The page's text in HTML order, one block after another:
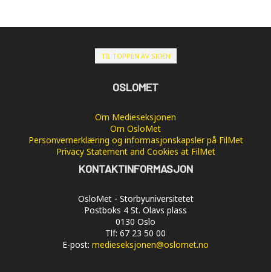
TIL TOPPEN AV SIDEN
OSLOMET
Om Medieseksjonen
Om OsloMet
Personvernerklæring og informasjonskapsler på FilMet
Privacy Statement and Cookies at FilMet
KONTAKTINFORMASJON
OsloMet - Storbyuniversitetet
Postboks 4 St. Olavs plass
0130 Oslo
Tlf: 67 23 50 00
E-post: medieseksjonen@oslomet.no